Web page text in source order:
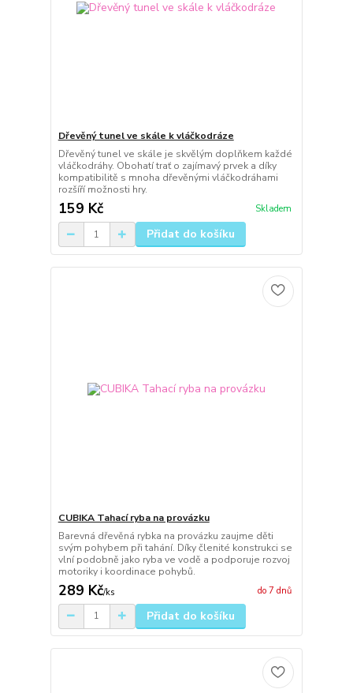
Dřevěný tunel ve skále k vláčkodráze
Dřevěný tunel ve skále je skvělým doplňkem každé
vláčkodráhy. Obohatí trať o zajímavý prvek a díky
kompatibilitě s mnoha dřevěnými vláčkodráhami
rozšíří možnosti hry.
159 Kč Skladem
Přidat do košíku
CUBIKA Tahací ryba na provázku
Barevná dřevěná rybka na provázku zaujme děti
svým pohybem při tahání. Díky členité konstrukci se
vlní podobně jako ryba ve vodě a podporuje rozvoj
motoriky i koordinace pohybů.
289 Kč/ks do 7 dnů
Přidat do košíku